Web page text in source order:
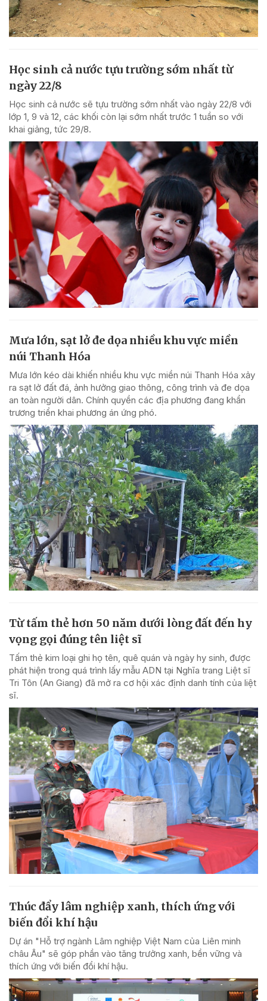
Học sinh cả nước tựu trường sớm nhất từ
ngày 22/8
Học sinh cả nước sẽ tựu trường sớm nhất vào ngày 22/8 với
lớp 1, 9 và 12, các khối còn lại sớm nhất trước 1 tuần so với
khai giảng, tức 29/8.
Mưa lớn, sạt lở đe dọa nhiều khu vực miền
núi Thanh Hóa
Mưa lớn kéo dài khiến nhiều khu vực miền núi Thanh Hóa xảy
ra sạt lở đất đá, ảnh hưởng giao thông, công trình và đe dọa
an toàn người dân. Chính quyền các địa phương đang khẩn
trương triển khai phương án ứng phó.
Từ tấm thẻ hơn 50 năm dưới lòng đất đến hy
vọng gọi đúng tên liệt sĩ
Tấm thẻ kim loại ghi họ tên, quê quán và ngày hy sinh, được
phát hiện trong quá trình lấy mẫu ADN tại Nghĩa trang Liệt sĩ
Tri Tôn (An Giang) đã mở ra cơ hội xác định danh tính của liệt
sĩ.
Thúc đẩy lâm nghiệp xanh, thích ứng với
biến đổi khí hậu
Dự án "Hỗ trợ ngành Lâm nghiệp Việt Nam của Liên minh
châu Âu" sẽ góp phần vào tăng trưởng xanh, bền vững và
thích ứng với biến đổi khí hậu.